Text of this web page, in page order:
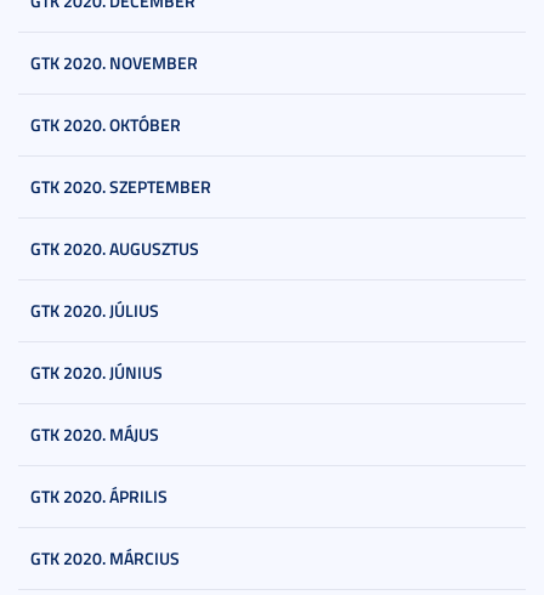
GTK 2020. NOVEMBER
GTK 2020. OKTÓBER
GTK 2020. SZEPTEMBER
GTK 2020. AUGUSZTUS
GTK 2020. JÚLIUS
GTK 2020. JÚNIUS
GTK 2020. MÁJUS
GTK 2020. ÁPRILIS
GTK 2020. MÁRCIUS